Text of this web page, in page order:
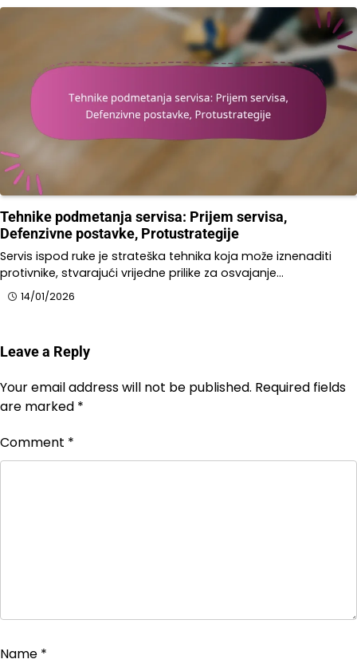
Tehnike podmetanja servisa: Prijem servisa,
Defenzivne postavke, Protustrategije
Servis ispod ruke je strateška tehnika koja može iznenaditi
protivnike, stvarajući vrijedne prilike za osvajanje…
14/01/2026
Leave a Reply
Your email address will not be published. Required fields
are marked *
Comment *
Name *